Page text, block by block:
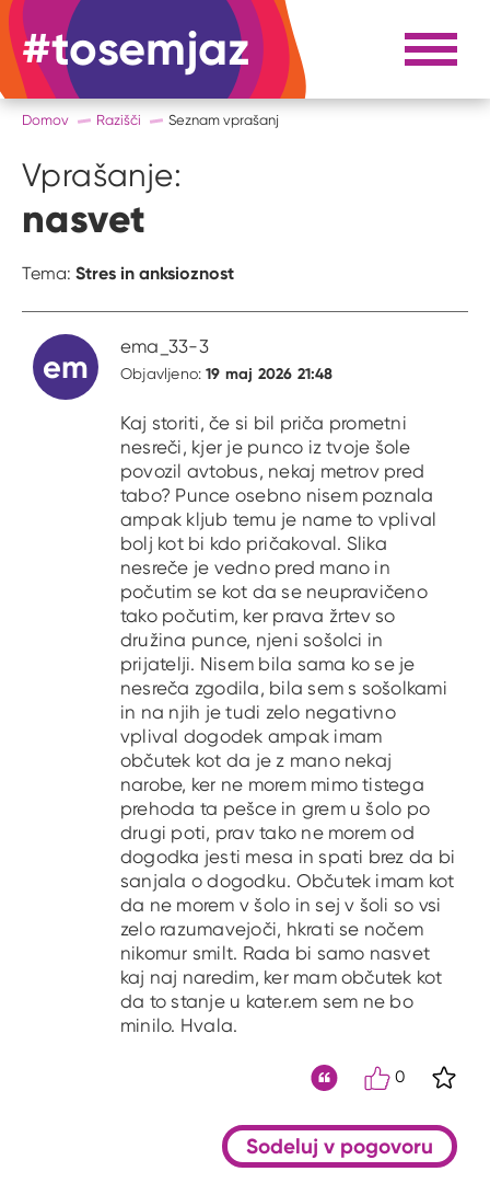
#tosemjaz #to sem jaz Razpri
Domov Razišči Seznam vprašanj
Vprašanje:
nasvet
Tema: Stres in anksioznost
em
ema_33-3
Objavljeno:19 maj 2026 21:48
Kaj storiti, če si bil priča prometni
nesreči, kjer je punco iz tvoje šole
povozil avtobus, nekaj metrov pred
tabo? Punce osebno nisem poznala
ampak kljub temu je name to vplival
bolj kot bi kdo pričakoval. Slika
nesreče je vedno pred mano in
počutim se kot da se neupravičeno
tako počutim, ker prava žrtev so
družina punce, njeni sošolci in
prijatelji. Nisem bila sama ko se je
nesreča zgodila, bila sem s sošolkami
in na njih je tudi zelo negativno
vplival dogodek ampak imam
občutek kot da je z mano nekaj
narobe, ker ne morem mimo tistega
prehoda ta pešce in grem u šolo po
drugi poti, prav tako ne morem od
dogodka jesti mesa in spati brez da bi
sanjala o dogodku. Občutek imam kot
da ne morem v šolo in sej v šoli so vsi
zelo razumavejoči, hkrati se nočem
nikomur smilt. Rada bi samo nasvet
kaj naj naredim, ker mam občutek kot
da to stanje u kater.em sem ne bo
minilo. Hvala.
0
Sodeluj v pogovoru